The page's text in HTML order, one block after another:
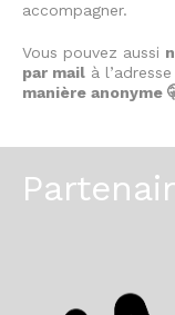
accompagner.
Vous pouvez aussi
par mail à l’adresse
manière anonyme